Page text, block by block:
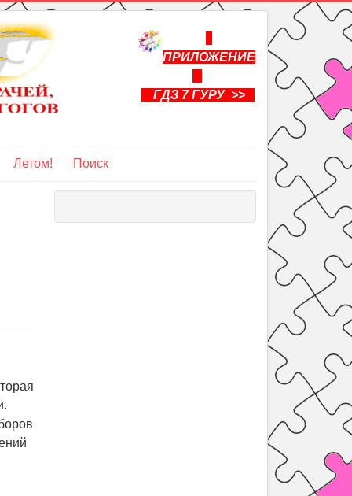
ПРИЛОЖЕНИЕ
ГДЗ 7 ГУРУ >>
Летом! Поиск